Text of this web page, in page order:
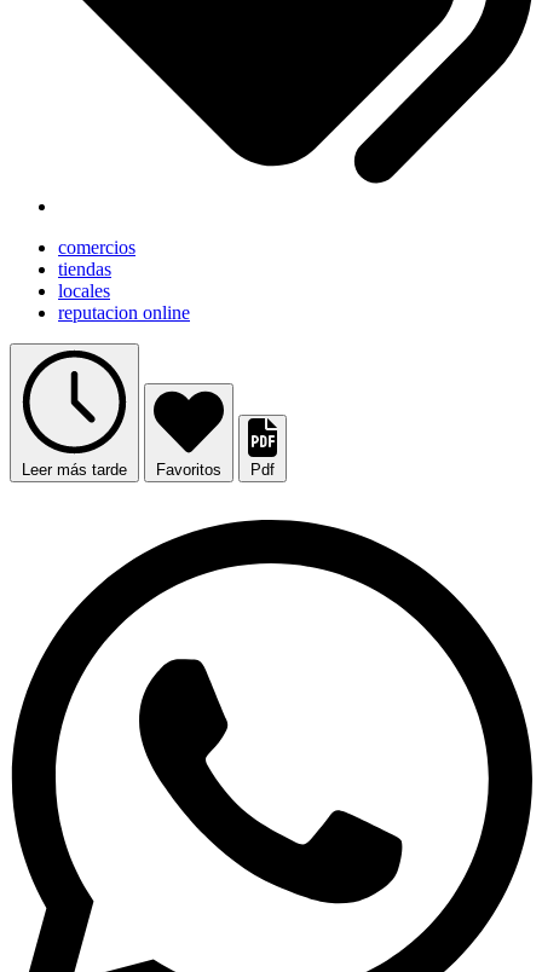
comercios
tiendas
locales
reputacion online
Leer más tarde Favoritos Pdf